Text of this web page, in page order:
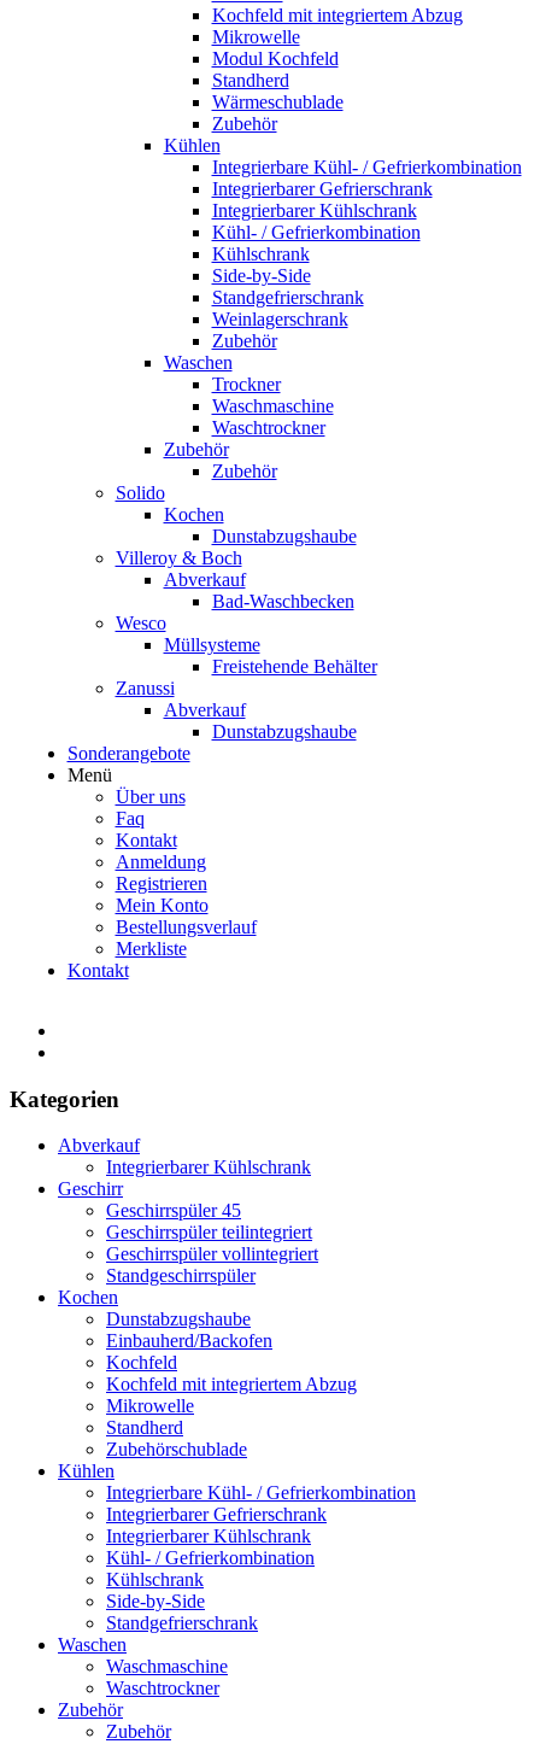
Kochfeld mit integriertem Abzug
Mikrowelle
Modul Kochfeld
Standherd
Wärmeschublade
Zubehör
Kühlen
Integrierbare Kühl- / Gefrierkombination
Integrierbarer Gefrierschrank
Integrierbarer Kühlschrank
Kühl- / Gefrierkombination
Kühlschrank
Side-by-Side
Standgefrierschrank
Weinlagerschrank
Zubehör
Waschen
Trockner
Waschmaschine
Waschtrockner
Zubehör
Zubehör
Solido
Kochen
Dunstabzugshaube
Villeroy & Boch
Abverkauf
Bad-Waschbecken
Wesco
Müllsysteme
Freistehende Behälter
Zanussi
Abverkauf
Dunstabzugshaube
Sonderangebote
Menü
Über uns
Faq
Kontakt
Anmeldung
Registrieren
Mein Konto
Bestellungsverlauf
Merkliste
Kontakt
Kategorien
Abverkauf
Integrierbarer Kühlschrank
Geschirr
Geschirrspüler 45
Geschirrspüler teilintegriert
Geschirrspüler vollintegriert
Standgeschirrspüler
Kochen
Dunstabzugshaube
Einbauherd/Backofen
Kochfeld
Kochfeld mit integriertem Abzug
Mikrowelle
Standherd
Zubehörschublade
Kühlen
Integrierbare Kühl- / Gefrierkombination
Integrierbarer Gefrierschrank
Integrierbarer Kühlschrank
Kühl- / Gefrierkombination
Kühlschrank
Side-by-Side
Standgefrierschrank
Waschen
Waschmaschine
Waschtrockner
Zubehör
Zubehör